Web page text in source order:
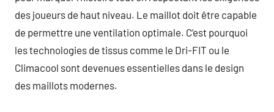
des joueurs de haut niveau. Le maillot doit être capable
de permettre une ventilation optimale. C’est pourquoi
les technologies de tissus comme le Dri-FIT ou le
Climacool sont devenues essentielles dans le design
des maillots modernes.